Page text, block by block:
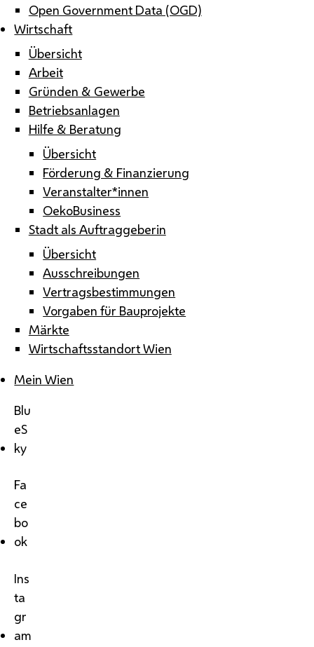
Open Government Data (OGD)
Wirtschaft
Übersicht
Arbeit
Gründen & Gewerbe
Betriebsanlagen
Hilfe & Beratung
Übersicht
Förderung & Finanzierung
Veranstalter*innen
OekoBusiness
Stadt als Auftraggeberin
Übersicht
Ausschreibungen
Vertragsbestimmungen
Vorgaben für Bauprojekte
Märkte
Wirtschaftsstandort Wien
Mein Wien
Blu
eS
ky
Fa
ce
bo
ok
Ins
ta
gr
am